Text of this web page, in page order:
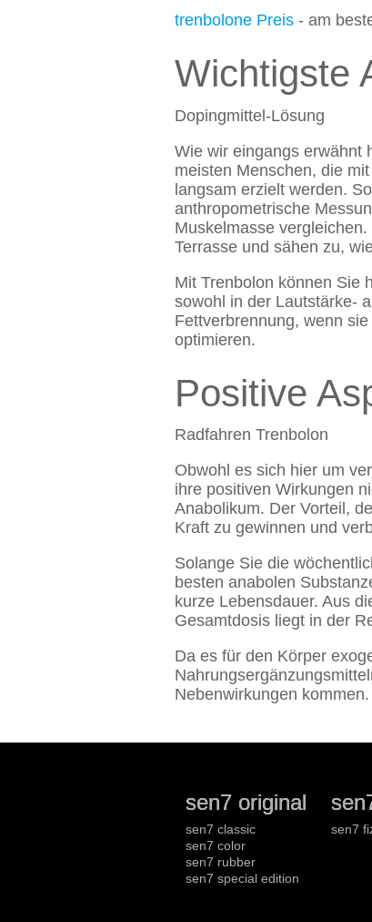
trenbolone Preis - am
Wichtigste
Dopingmittel-Lösung
Wie wir eingangs erwähnt
meisten Menschen, die
langsam erzielt werden.
anthropometrische
Muskelmasse
Terrasse und sähen zu,
Mit Trenbolon können Sie
sowohl in der Lautstärke-
Fettverbrennung, wenn
optimieren.
Positive
Radfahren Trenbolon
Obwohl es sich hier um
ihre positiven Wirkungen
Anabolikum. Der Vorteil,
Kraft zu gewinnen und
Solange Sie die
besten anabolen
kurze Lebensdauer. Aus
Gesamtdosis liegt in der
Da es für den Körper
Nebenwirkungen kommen.
sen7 original
sen7 classic
sen7 color
sen7 rubber
sen7 special edition
sen7